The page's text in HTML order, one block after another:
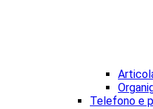
Telefono e